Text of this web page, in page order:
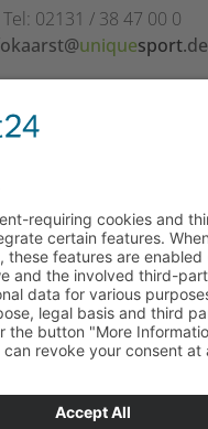
Tel: 02131 / 38 47 00 0
uniquesport.de
uniquesport.de